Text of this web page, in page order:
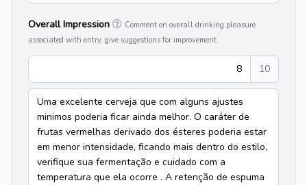
Overall Impression
Comment on overall drinking pleasure
associated with entry, give suggestions for improvement
8 10
Uma excelente cerveja que com alguns ajustes
minimos poderia ficar ainda melhor. O caráter de
frutas vermelhas derivado dos ésteres poderia estar
em menor intensidade, ficando mais dentro do estilo,
verifique sua fermentação e cuidado com a
temperatura que ela ocorre . A retenção de espuma